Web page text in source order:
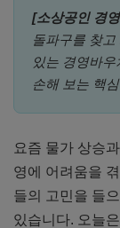
[소상공인 경
돌파구를 찾
있는 경영바
손해 보는 핵
요즘 물가 상승
영에 어려움을
들의 고민을 들
있습니다. 오늘